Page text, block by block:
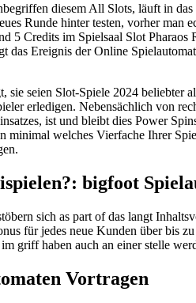
diesem All Slots, läuft in
Runde hinter testen, vorher man
5 Credits im Spielsaal Slot
das Ereignis der Online
sie seien Slot-Spiele 2024
erledigen. Nebensächlich von
ist und bleibt dies Power
welches Vierfache Ihrer
bigfoot
sich as part of das langt
für jedes neue Kunden über bis
griff haben auch an einer stelle
Vortragen